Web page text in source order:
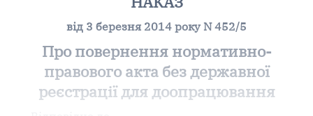
від 3 березня 2014 року N 452/5
Про повернення нормативно-
правового акта без державної
реєстрації для доопрацювання